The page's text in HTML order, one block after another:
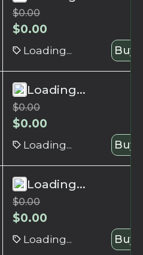
$0.00
$0.00
Loading... Buy
Loading...
$0.00
$0.00
Loading... Buy
Loading...
$0.00
$0.00
Loading... Buy